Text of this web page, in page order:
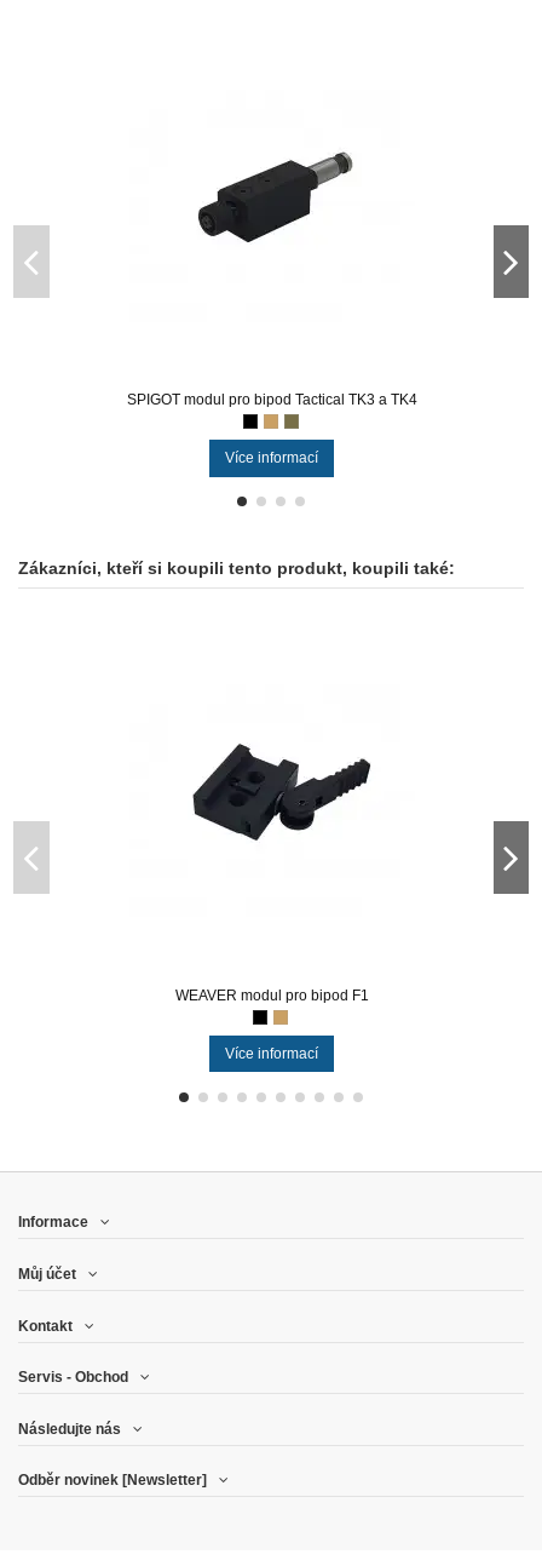
SPIGOT modul pro bipod Tactical TK3 a TK4
Více informací
Zákazníci, kteří si koupili tento produkt, koupili také:
WEAVER modul pro bipod F1
Více informací
Informace
Můj účet
Kontakt
Servis - Obchod
Následujte nás
Odběr novinek [Newsletter]